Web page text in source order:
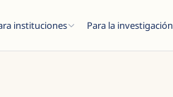
instituciones Para la investigación